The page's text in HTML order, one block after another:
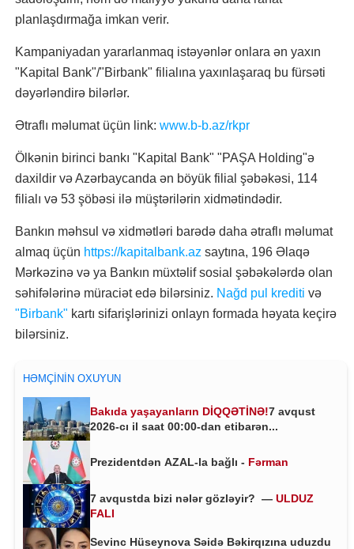
planlaşdırmağa imkan verir.
Kampaniyadan yararlanmaq istəyənlər onlara ən yaxın
"Kapital Bank"/"Birbank" filialına yaxınlaşaraq bu fürsəti
dəyərləndirə bilərlər.
Ətraflı məlumat üçün link: www.b-b.az/rkpr
Ölkənin birinci bankı "Kapital Bank" "PAŞA Holding"ə
daxildir və Azərbaycanda ən böyük filial şəbəkəsi, 114
filialı və 53 şöbəsi ilə müştərilərin xidmətindədir.
Bankın məhsul və xidmətləri barədə daha ətraflı məlumat
almaq üçün https://kapitalbank.az saytına, 196 Əlaqə
Mərkəzinə və ya Bankın müxtəlif sosial şəbəkələrdə olan
səhifələrinə müraciət edə bilərsiniz. Nağd pul krediti və
"Birbank" kartı sifarişlərinizi onlayn formada həyata keçirə
bilərsiniz.
HƏMÇININ OXUYUN
Bakıda yaşayanların DİQQƏTİNƏ!7 avqust
2026-cı il saat 00:00-dan etibarən...
Prezidentdən AZAL-la bağlı - Fərman
7 avqustda bizi nələr gözləyir? — ULDUZ
FALI
Sevinc Hüseynova Səidə Bəkirqızına uduzdu